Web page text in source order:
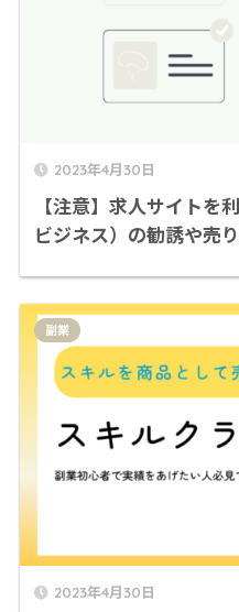
2023年4月30日
【注意】求人サイトを
ビジネス）の勧誘や売
2023年4月30日
副業